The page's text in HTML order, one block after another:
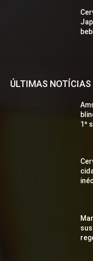
ÚLTIMAS NOTÍCIAS
1º